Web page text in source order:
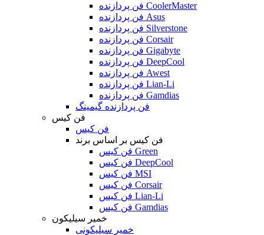
فن پردازنده CoolerMaster
فن پردازنده Asus
فن پردازنده Silverstone
فن پردازنده Corsair
فن پردازنده Gigabyte
فن پردازنده DeepCool
فن پردازنده Awest
فن پردازنده Lian-Li
فن پردازنده Gamdias
فن پردازنده گیمینگ
فن کیس
فن کیس
فن کیس بر اساس برند
فن کیس Green
فن کیس DeepCool
فن کیس MSI
فن کیس Corsair
فن کیس Lian-Li
فن کیس Gamdias
خمیر سیلیکون
خمیر سیلیکونی